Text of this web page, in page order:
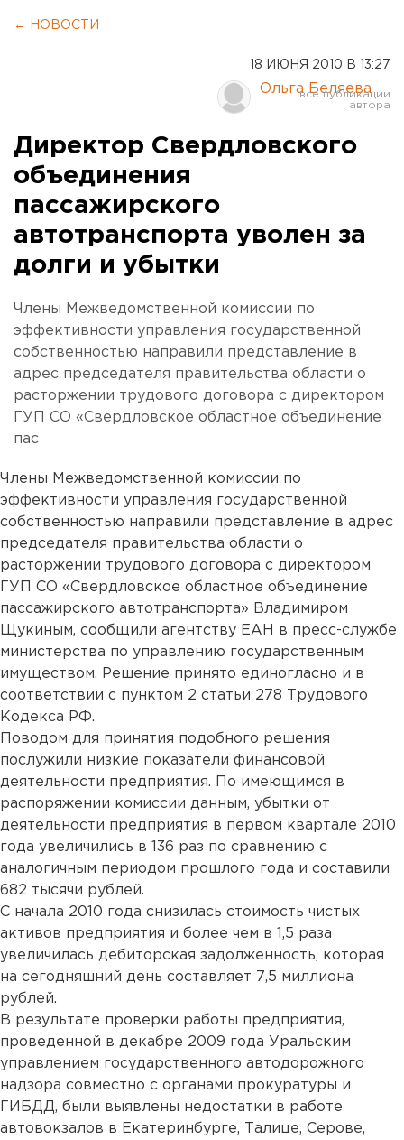
← НОВОСТИ
18 ИЮНЯ 2010 В 13:27
Ольга Беляева
Директор Свердловского
объединения
пассажирского
автотранспорта уволен за
долги и убытки
Члены Межведомственной комиссии по
эффективности управления государственной
собственностью направили представление в
адрес председателя правительства области о
расторжении трудового договора с директором
ГУП СО «Свердловское областное объединение
пас
Члены Межведомственной комиссии по
эффективности управления государственной
собственностью направили представление в адрес
председателя правительства области о
расторжении трудового договора с директором
ГУП СО «Свердловское областное объединение
пассажирского автотранспорта» Владимиром
Щукиным, сообщили агентству ЕАН в пресс-службе
министерства по управлению государственным
имуществом. Решение принято единогласно и в
соответствии с пунктом 2 статьи 278 Трудового
Кодекса РФ.
Поводом для принятия подобного решения
послужили низкие показатели финансовой
деятельности предприятия. По имеющимся в
распоряжении комиссии данным, убытки от
деятельности предприятия в первом квартале 2010
года увеличились в 136 раз по сравнению с
аналогичным периодом прошлого года и составили
682 тысячи рублей.
С начала 2010 года снизилась стоимость чистых
активов предприятия и более чем в 1,5 раза
увеличилась дебиторская задолженность, которая
на сегодняшний день составляет 7,5 миллиона
рублей.
В результате проверки работы предприятия,
проведенной в декабре 2009 года Уральским
управлением государственного автодорожного
надзора совместно с органами прокуратуры и
ГИБДД, были выявлены недостатки в работе
автовокзалов в Екатеринбурге, Талице, Серове,